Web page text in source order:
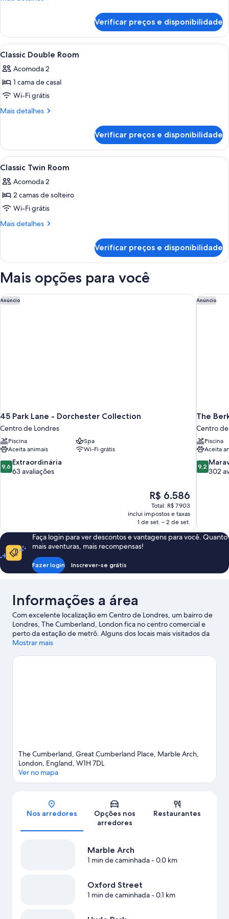
Single
Room
Verificar preços e disponibilidade
Carrega
todas
as
fotos
de
Classic
Quarto de hotel com uma cama
4
Classic Double Room
Acomoda 2
1 cama de casal
Wi-Fi grátis
Mais detalhes
Mais
Double
Room
Verificar preços e disponibilidade
Carrega
todas
as
fotos
de
Classic
Quarto de hotel com duas camas,
5
Classic Twin Room
Acomoda 2
2 camas de solteiro
Wi-Fi grátis
Mais detalhes
Mais
Twin
Verificar preços e disponibilidade
Mais opções para você
Anúncio
45 Park Lane - Dorchester Collection
Centro de Londres
Piscina
Spa
Aceita animais
Wi-Fi grátis
9.6
de
9,6 Extraordinária
63 avaliações
O
preço
é
de
R$ 6.586
R$ 6.586
Total: R$ 7.903
inclui impostos e taxas
1 de set. – 2 de set.
45 Park Lane - Dorchester Collection Anúncio
The
Centro
Piscina
Aceita
9.2
de
9,2
302
The
Faça login para ver descontos e vantagens para você. Quanto
mais aventuras, mais recompensas!
Fazer login Inscrever-se grátis
Informações a área
Com excelente localização em Centro de Londres, um bairro de
Londres, The Cumberland, London fica no centro comercial e
perto da estação de metrô. Alguns dos locais mais visitados da
região são Piccadilly Circus, Palácio de Buckingham, Frameless
Ben são outras opções recomendadas que merecem uma visita.
Mostrar mais
The Cumberland, Great Cumberland Place, Marble Arch,
London, England, W1H 7DL
Ver no mapa
Nos arredores
Opções nos
arredores
Restaurantes
Marble Arch
1 min de caminhada- 0.0 km
Oxford Street
1 min de caminhada- 0.1 km